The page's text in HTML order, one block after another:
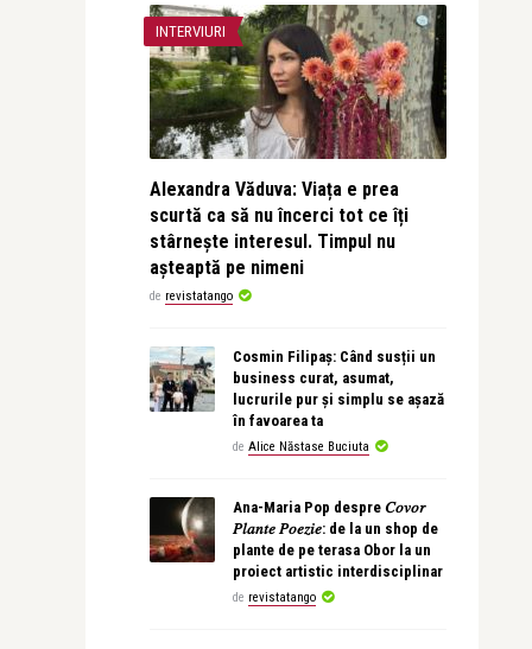
INTERVIURI
Alexandra Văduva: Viața e prea
scurtă ca să nu încerci tot ce îți
stârnește interesul. Timpul nu
așteaptă pe nimeni
de revistatango
Cosmin Filipaș: Când susții un
business curat, asumat,
lucrurile pur și simplu se așază
în favoarea ta
de Alice Năstase Buciuta
Ana-Maria Pop despre 𝐶𝑜𝑣𝑜𝑟
𝑃𝑙𝑎𝑛𝑡𝑒 𝑃𝑜𝑒𝑧𝑖𝑒: de la un shop de
plante de pe terasa Obor la un
proiect artistic interdisciplinar
de revistatango